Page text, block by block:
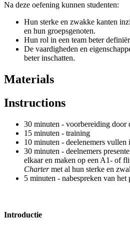
Na deze oefening kunnen studenten:
Hun sterke en zwakke kanten
en hun groepsgenoten.
Hun rol in een team beter
De vaardigheden en
beter inschatten.
Materials
Instructions
30 minuten - voorbereiding door
15 minuten - training
10 minuten - deelenemers
30 minuten - deelnemers
elkaar en maken op een A1- of
Chartermet al hun sterke en
5 minuten - nabespreken van het
Introductie